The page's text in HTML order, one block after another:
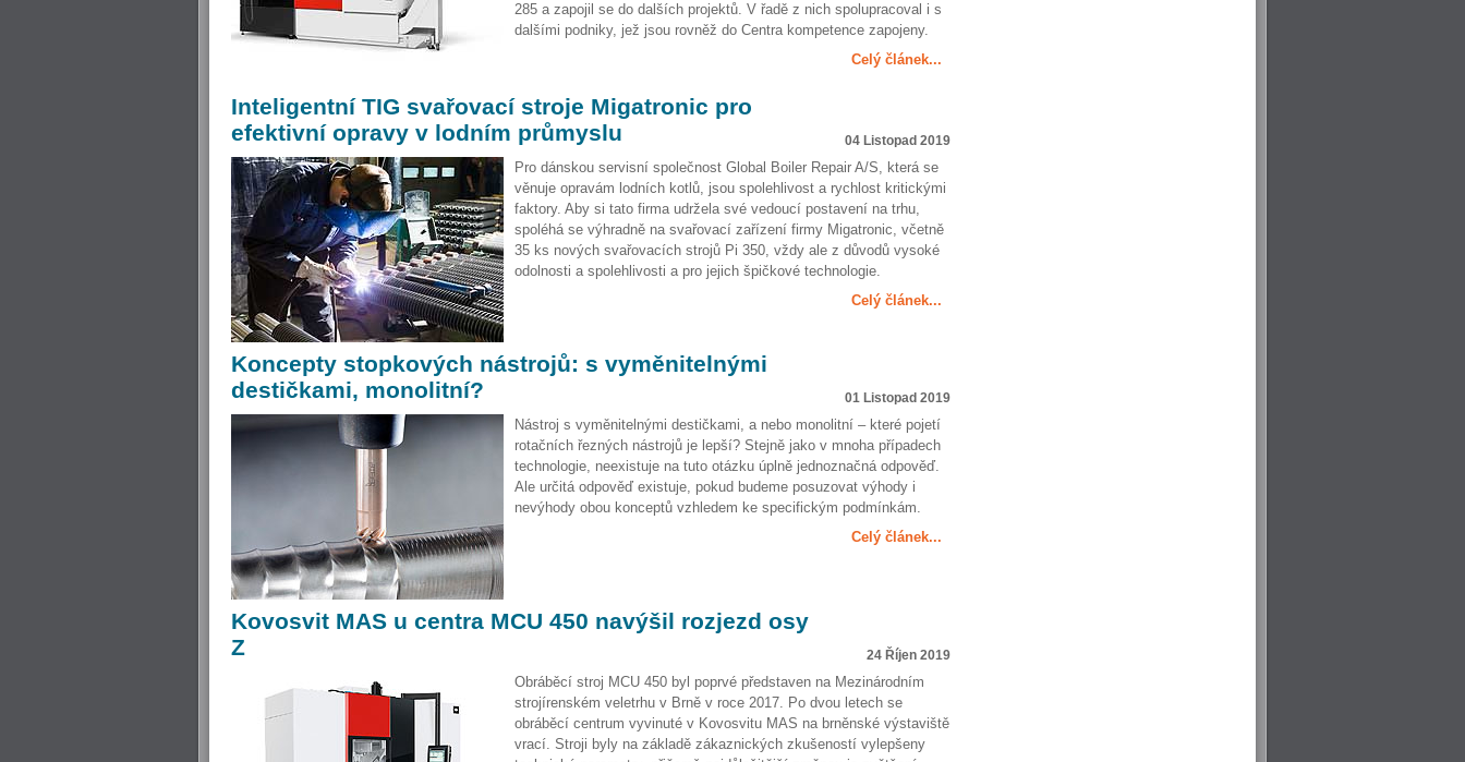
285 a zapojil se do dalších projektů. V řadě z nich spolupracoval i s
dalšími podniky, jež jsou rovněž do Centra kompetence zapojeny.
Celý článek...
InteligentníTIG svařovací stroje Migatronic pro
efektivní opravy v lodním průmyslu
04 Listopad 2019
Pro dánskou servisní společnost Global Boiler Repair A/S, která se
věnuje opravám lodních kotlů, jsou spolehlivost a rychlost kritickými
faktory. Aby si tato firma udržela své vedoucí postavení na trhu,
spoléhá se výhradně na svařovací zařízení firmy Migatronic, včetně
35 ks nových svařovacích strojů Pi 350, vždy ale z důvodů vysoké
odolnosti a spolehlivosti a pro jejich špičkové technologie.
Celý článek...
Koncepty stopkových nástrojů: s vyměnitelnými
destičkami, monolitní?
01 Listopad 2019
Nástroj s vyměnitelnými destičkami, a nebo monolitní – které pojetí
rotačních řezných nástrojů je lepší? Stejně jako v mnoha případech
technologie, neexistuje na tuto otázku úplně jednoznačná odpověď.
Ale určitá odpověď existuje, pokud budeme posuzovat výhody i
nevýhody obou konceptů vzhledem ke specifickým podmínkám.
Celý článek...
Kovosvit MAS u centra MCU 450 navýšil rozjezd osy
Z
24 Říjen 2019
Obráběcí stroj MCU 450 byl poprvé představen na Mezinárodním
strojírenském veletrhu v Brně v roce 2017. Po dvou letech se
obráběcí centrum vyvinuté v Kovosvitu MAS na brněnské výstaviště
vrací. Stroji byly na základě zákaznických zkušeností vylepšeny